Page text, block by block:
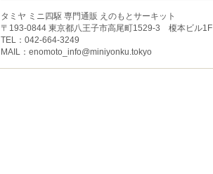
タミヤ ミニ四駆 専門通販 えのもとサーキット
〒193-0844 東京都八王子市高尾町1529-3 榎本ビル1F
TEL：042-664-3249
MAIL： enomoto_info@miniyonku.tokyo